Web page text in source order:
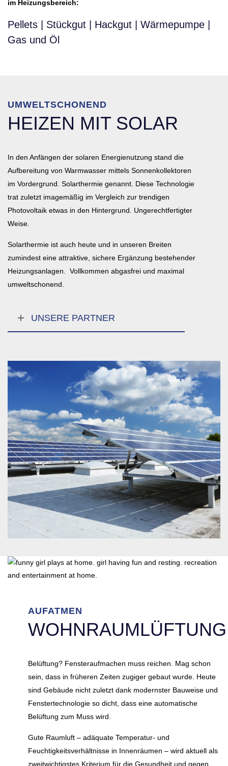
im Heizungsbereich:
Pellets | Stückgut | Hackgut | Wärmepumpe |
Gas und Öl
UMWELTSCHONEND
HEIZEN MIT SOLAR
In den Anfängen der solaren Energienutzung stand die
Aufbereitung von Warmwasser mittels Sonnenkollektoren
im Vordergrund. Solarthermie genannt. Diese Technologie
trat zuletzt imagemäßig im Vergleich zur trendigen
Photovoltaik etwas in den Hintergrund. Ungerechtfertigter
Weise.
Solarthermie ist auch heute und in unseren Breiten
zumindest eine attraktive, sichere Ergänzung bestehender
Heizungsanlagen. Vollkommen abgasfrei und maximal
umweltschonend.
UNSERE PARTNER
AUFATMEN
WOHNRAUMLÜFTUNG
Belüftung? Fensteraufmachen muss reichen. Mag schon
sein, dass in früheren Zeiten zugiger gebaut wurde. Heute
sind Gebäude nicht zuletzt dank modernster Bauweise und
Fenstertechnologie so dicht, dass eine automatische
Belüftung zum Muss wird.
Gute Raumluft – adäquate Temperatur- und
Feuchtigkeitsverhältnisse in Innenräumen – wird aktuell als
zweitwichtigstes Kriterium für die Gesundheit und gegen